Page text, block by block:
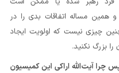
همین مساله اتفاقات بدی را در
چنین چیزی نیست که اولویت ایجاد
بزرگ نکنید.
چرا آیت‌الله اراکی این کمیسیون